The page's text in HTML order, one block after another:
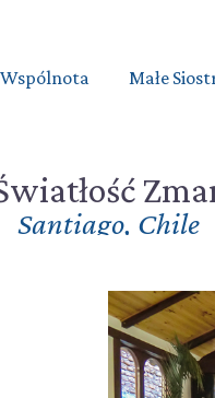
Wspólnota Małe
Santiago, Chile